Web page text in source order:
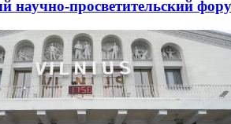
научно-просветительский